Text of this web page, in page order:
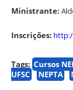
Ministrante:
Inscrições:
Tags: Cursos
UFSC
NEPTA